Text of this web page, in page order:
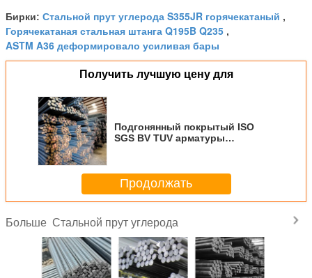
Бирки: Стальной прут углерода S355JR горячекатаный ,
Горячекатаная стальная штанга Q195B Q235 ,
ASTM A36 деформировало усиливая бары
Получить лучшую цену для
Подгонянный покрытый ISO
SGS BV TUV арматуры
Продолжать
Больше Стальной прут углерода